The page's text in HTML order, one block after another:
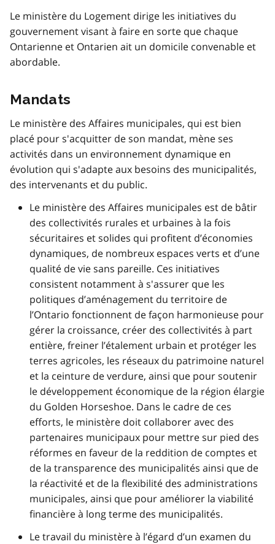
Le ministère du Logement dirige les initiatives du
gouvernement visant à faire en sorte que chaque
Ontarienne et Ontarien ait un domicile convenable et
abordable.
Mandats
Le ministère des Affaires municipales, qui est bien
placé pour s'acquitter de son mandat, mène ses
activités dans un environnement dynamique en
évolution qui s'adapte aux besoins des municipalités,
des intervenants et du public.
Le ministère des Affaires municipales est de bâtir
des collectivités rurales et urbaines à la fois
sécuritaires et solides qui profitent d’économies
dynamiques, de nombreux espaces verts et d’une
qualité de vie sans pareille. Ces initiatives
consistent notamment à s'assurer que les
politiques d’aménagement du territoire de
l’Ontario fonctionnent de façon harmonieuse pour
gérer la croissance, créer des collectivités à part
entière, freiner l’étalement urbain et protéger les
terres agricoles, les réseaux du patrimoine naturel
et la ceinture de verdure, ainsi que pour soutenir
le développement économique de la région élargie
du Golden Horseshoe. Dans le cadre de ces
efforts, le ministère doit collaborer avec des
partenaires municipaux pour mettre sur pied des
réformes en faveur de la reddition de comptes et
de la transparence des municipalités ainsi que de
la réactivité et de la flexibilité des administrations
municipales, ainsi que pour améliorer la viabilité
financière à long terme des municipalités.
Le travail du ministère à l’égard d’un examen du